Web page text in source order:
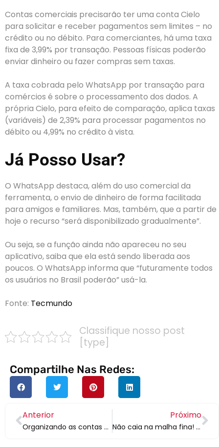
Contas comerciais precisarão ter uma conta Cielo
para solicitar e receber pagamentos sem limites – no
crédito ou no débito. Para comerciantes, há uma taxa
fixa de 3,99% por transação. Pessoas físicas poderão
enviar dinheiro ou fazer compras sem taxas.
A taxa cobrada pelo WhatsApp por transação para
comércios é sobre o processamento dos dados. A
própria Cielo, para efeito de comparação, aplica taxas
(variáveis) de 2,39% para processar pagamentos no
débito ou 4,99% no crédito à vista.
Já Posso Usar?
O WhatsApp destaca, além do uso comercial da
ferramenta, o envio de dinheiro de forma facilitada
para amigos e familiares. Mas, também, que a partir de
hoje o recurso “será disponibilizado gradualmente”.
Ou seja, se a função ainda não apareceu no seu
aplicativo, saiba que ela está sendo liberada aos
poucos. O WhatsApp informa que “futuramente todos
os usuários no Brasil poderão” usá-la.
Fonte: Tecmundo
Classifique nosso post
[type]
Compartilhe Nas Redes:
Anterior
Organizando as contas para não ter apertos futuros? Então, entenda como conceder férias aos seus colaboradores durante a pandemia!
Próximo
Não caia na malha fina! Veja 4 situações que você precisa evitar!